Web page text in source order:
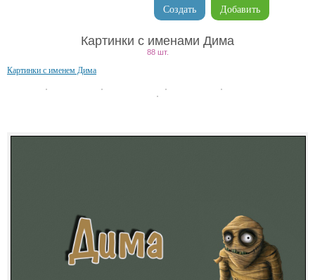
Добавить
Создать
Картинки с именами Дима
88 шт.
Картинки с именем Дима